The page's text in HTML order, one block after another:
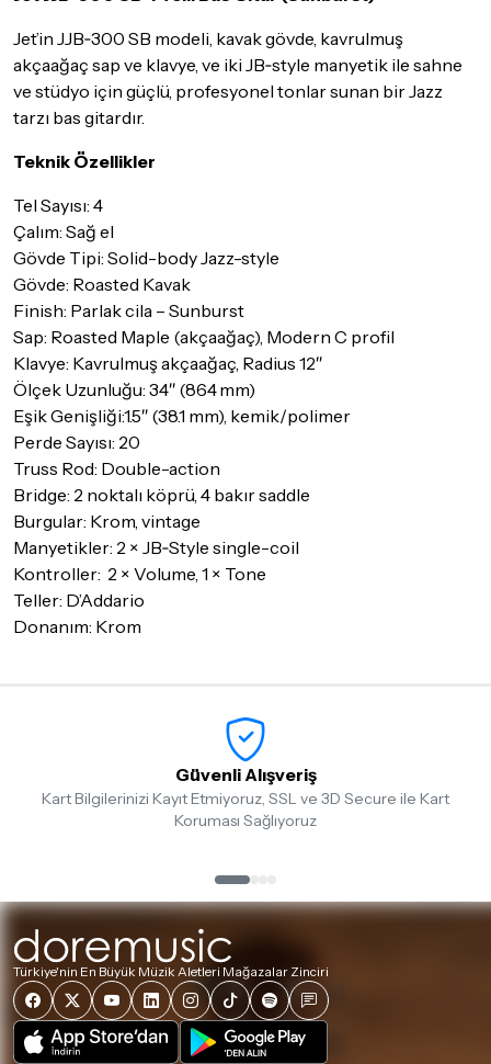
geçerek bilgi veriniz.
İade ve değişim koşulları, ürün kategorilerine göre farklılık
gösterebilir. Lütfen satın almadan önce ilgili ürünün
iade/değişim şartlarını kontrol ettiğinizden emin olun.
Detaylar içintıklayınız
Jet’in JJB‑300 SB modeli, kavak gövde, kavrulmuş
akçaağaç sap ve klavye, ve iki JB‑style manyetik ile sahne
ve stüdyo için güçlü, profesyonel tonlar sunan bir Jazz
tarzı bas gitardır.
Teknik Özellikler
Tel Sayısı: 4
Çalım: Sağ el
Gövde Tipi: Solid-body Jazz-style
Gövde: Roasted Kavak
Finish: Parlak cila – Sunburst
Sap: Roasted Maple (akçaağaç), Modern C profil
Klavye: Kavrulmuş akçaağaç, Radius 12″
Ölçek Uzunluğu: 34″ (864 mm)
Eşik Genişliği:1.5″ (38.1 mm), kemik/polimer
Perde Sayısı: 20
Truss Rod: Double-action
Bridge: 2 noktalı köprü, 4 bakır saddle
Burgular: Krom, vintage
Manyetikler: 2 × JB‑Style single-coil
Kontroller: 2 × Volume, 1 × Tone
Teller: D’Addario
Donanım: Krom
Güvenli Alışveriş
Kart Bilgilerinizi Kayıt Etmiyoruz, SSL ve 3D Secure ile Kart
Koruması Sağlıyoruz
Türkiye'nin En Büyük Müzik Aletleri Mağazalar Zinciri